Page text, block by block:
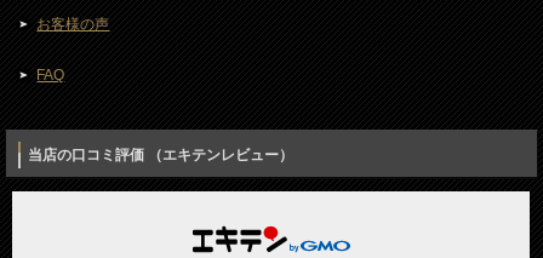
お客様の声
FAQ
当店の口コミ評価 （エキテンレビュー）